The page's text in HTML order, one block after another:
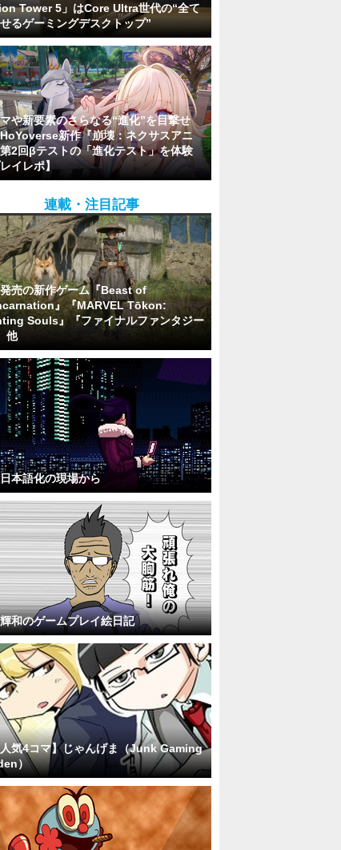
Tower 5」はCore Ultra世代の“全て
るゲーミングデスクトップ”
や新要素のさらなる“進化”を目撃せ
新作『崩壊：ネクサスアニ
2回βテストの「進化テスト」を体験
イレポ】
連載・注目記事
売の新作ゲーム『Beast of
』『MARVEL Tōkon:
Souls』『ファイナルファンタジー
他
本語化の現場から
和のゲームプレイ絵日記
人気4コマ】じゃんげま（Junk Gaming
）